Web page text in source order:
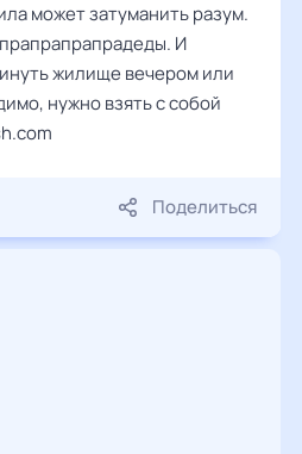
может затуманить разум.
И
жилище вечером или
нужно взять с собой
Поделиться